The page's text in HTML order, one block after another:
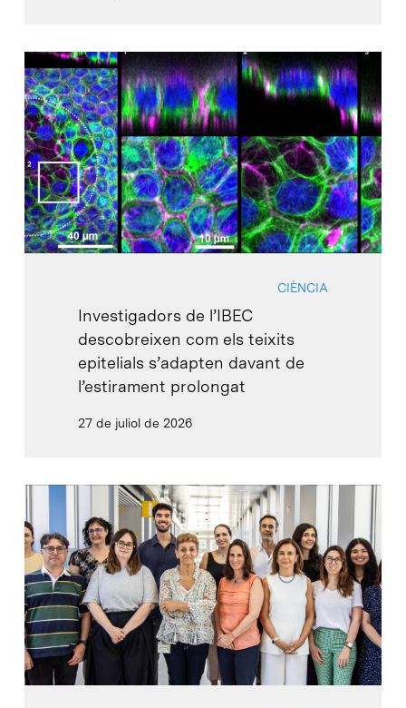
CIÈNCIA
Investigadors de l’IBEC
descobreixen com els teixits
epitelials s’adapten davant de
l’estirament prolongat
27 de juliol de 2026